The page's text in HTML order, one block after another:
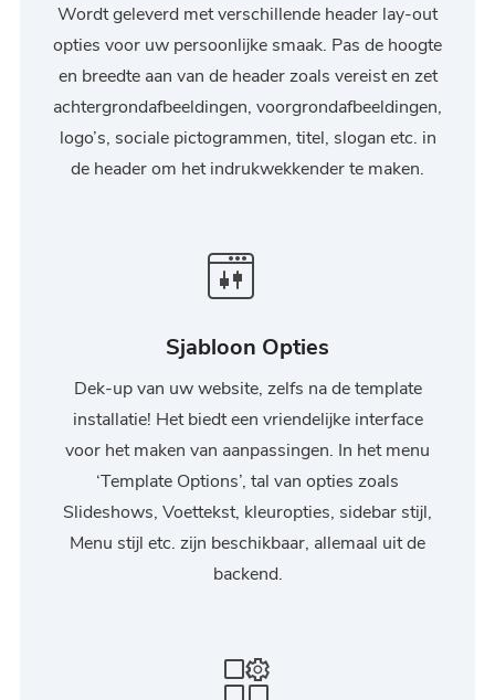
Wordt geleverd met verschillende header lay-out
opties voor uw persoonlijke smaak. Pas de hoogte
en breedte aan van de header zoals vereist en zet
achtergrondafbeeldingen, voorgrondafbeeldingen,
logo’s, sociale pictogrammen, titel, slogan etc. in
de header om het indrukwekkender te maken.
Sjabloon Opties
Dek-up van uw website, zelfs na de template
installatie! Het biedt een vriendelijke interface
voor het maken van aanpassingen. In het menu
‘Template Options’, tal van opties zoals
Slideshows, Voettekst, kleuropties, sidebar stijl,
Menu stijl etc. zijn beschikbaar, allemaal uit de
backend.